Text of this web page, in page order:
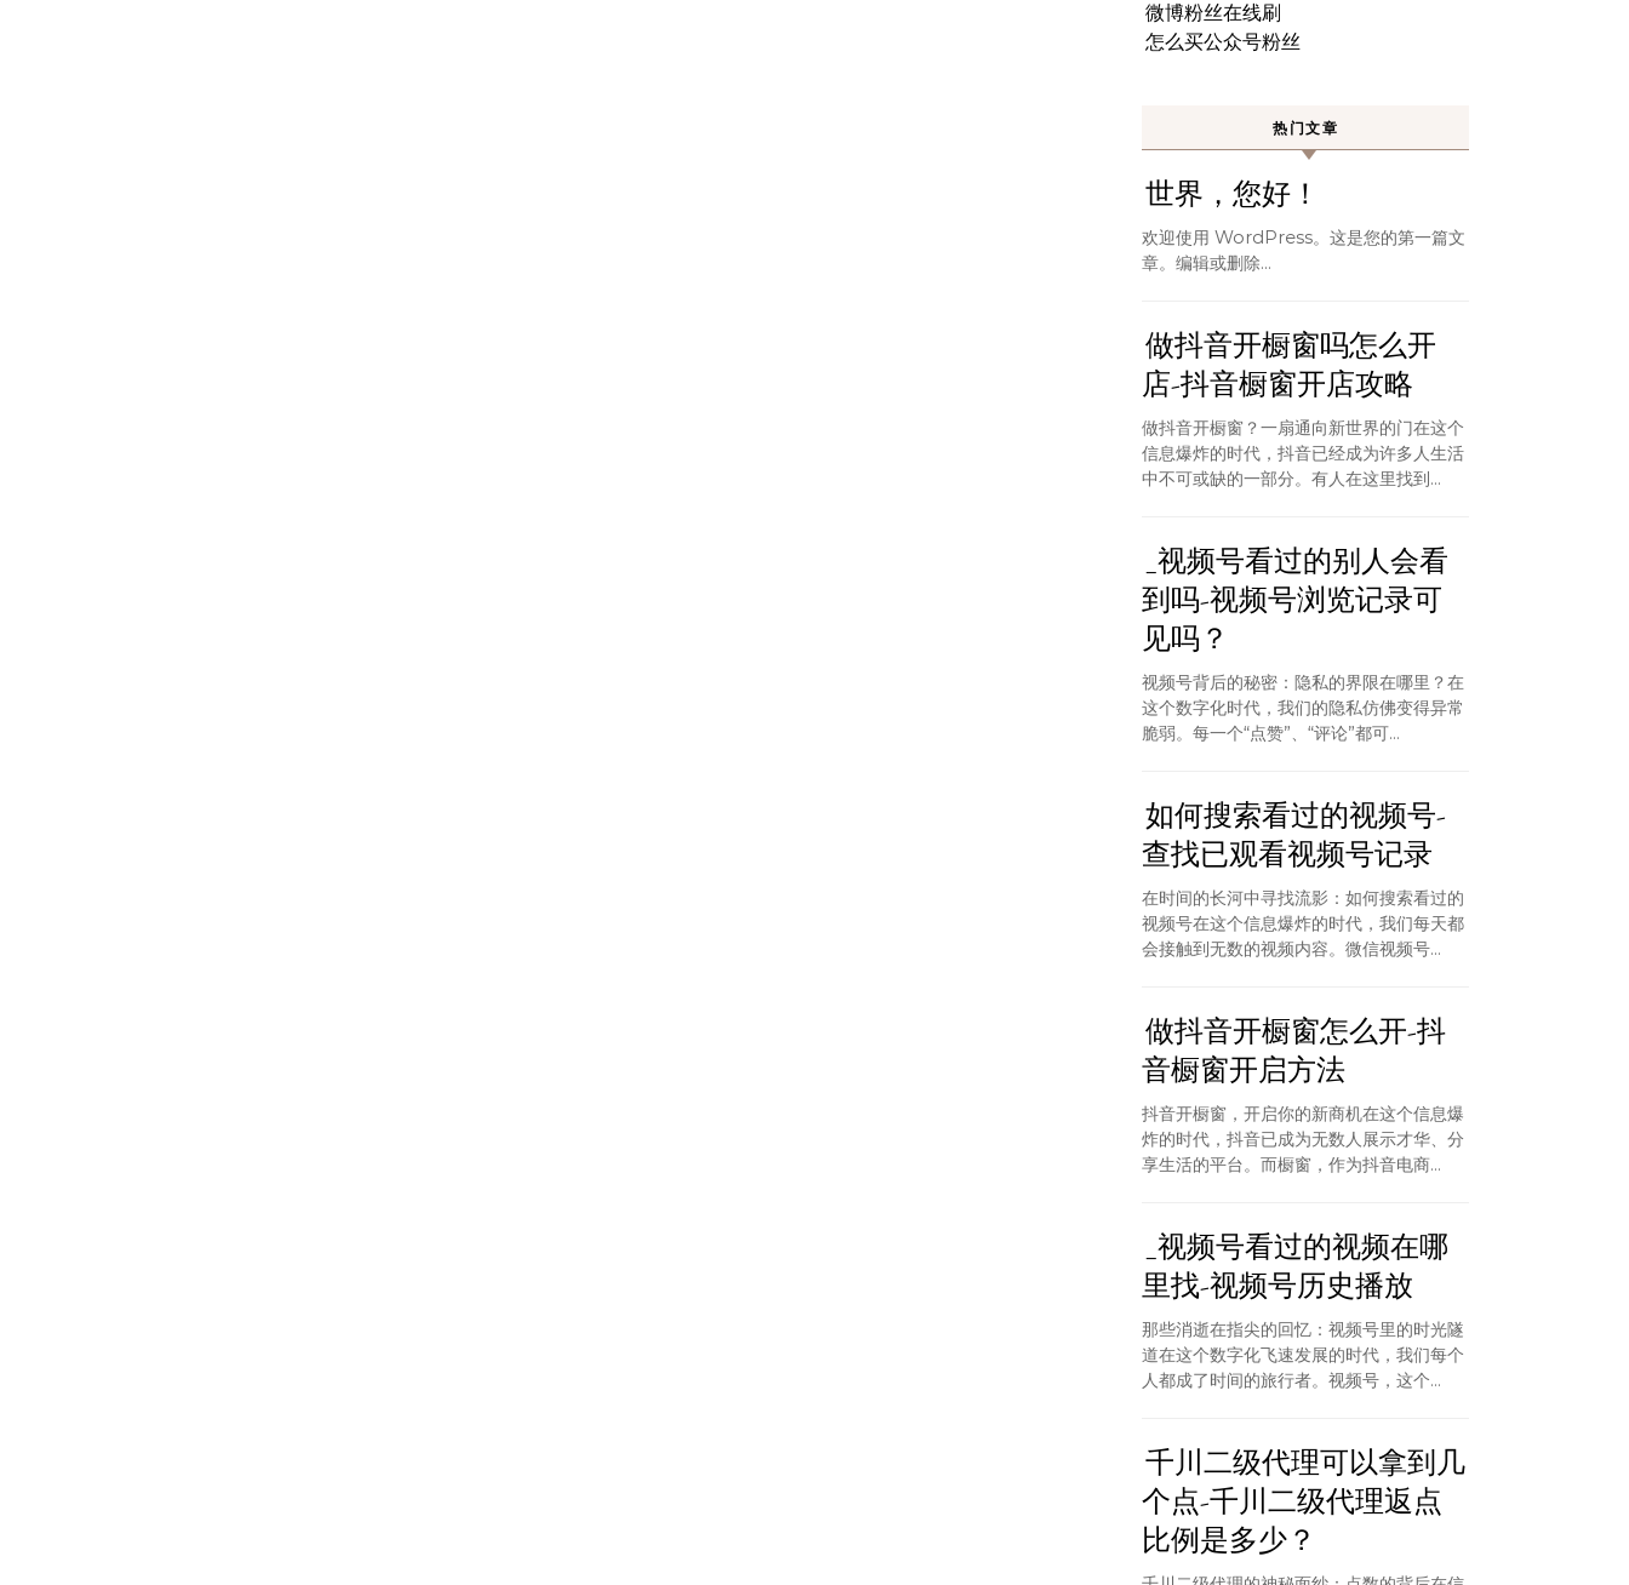
微博粉丝在线刷
怎么买公众号粉丝
热门文章
世界，您好！
欢迎使用 WordPress。这是您的第一篇文
章。编辑或删除…
做抖音开橱窗吗怎么开
店-抖音橱窗开店攻略
做抖音开橱窗？一扇通向新世界的门在这个
信息爆炸的时代，抖音已经成为许多人生活
中不可或缺的一部分。有人在这里找到...
_视频号看过的别人会看
到吗-视频号浏览记录可
见吗？
视频号背后的秘密：隐私的界限在哪里？在
这个数字化时代，我们的隐私仿佛变得异常
脆弱。每一个“点赞”、“评论”都可...
如何搜索看过的视频号-
查找已观看视频号记录
在时间的长河中寻找流影：如何搜索看过的
视频号在这个信息爆炸的时代，我们每天都
会接触到无数的视频内容。微信视频号...
做抖音开橱窗怎么开-抖
音橱窗开启方法
抖音开橱窗，开启你的新商机在这个信息爆
炸的时代，抖音已成为无数人展示才华、分
享生活的平台。而橱窗，作为抖音电商...
_视频号看过的视频在哪
里找-视频号历史播放
那些消逝在指尖的回忆：视频号里的时光隧
道在这个数字化飞速发展的时代，我们每个
人都成了时间的旅行者。视频号，这个...
千川二级代理可以拿到几
个点-千川二级代理返点
比例是多少？